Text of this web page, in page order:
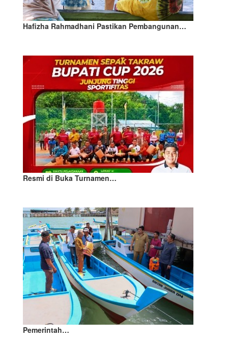
Hafizha Rahmadhani Pastikan Pembangunan…
Resmi di Buka Turnamen…
Pemerintah…